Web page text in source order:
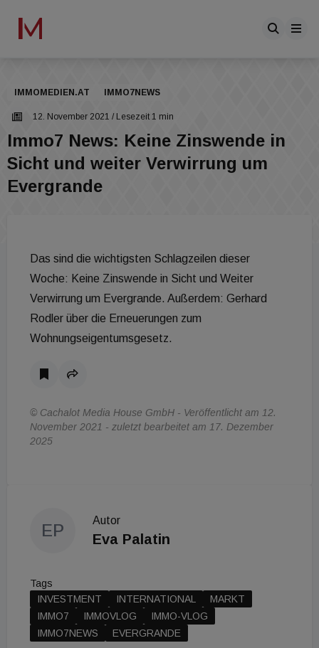
IMMOMEDIEN.AT IMMO7NEWS
12. November 2021 / Lesezeit 1 min
Immo7 News: Keine Zinswende in
Sicht und weiter Verwirrung um
Evergrande
Das sind die wichtigsten Schlagzeilen dieser
Woche: Keine Zinswende in Sicht und Weiter
Verwirrung um Evergrande. Außerdem: Gerhard
Rodler über die Erneuerungen zum
Wohnungseigentumsgesetz.
© Cachalot Media House GmbH - Veröffentlicht am 12.
November 2021 - zuletzt bearbeitet am 17. Dezember
2025
EP
Autor
Eva Palatin
Tags
INVESTMENT
INTERNATIONAL
MARKT
IMMO7
IMMOVLOG
IMMO-VLOG
IMMO7NEWS
EVERGRANDE